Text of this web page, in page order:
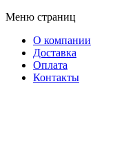
Меню страниц
О компании
Доставка
Оплата
Контакты